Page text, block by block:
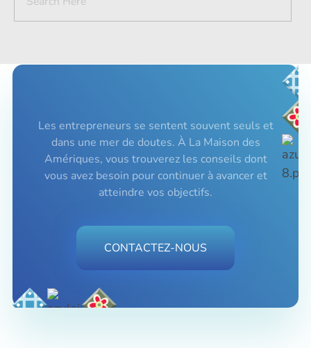
Les entrepreneurs se sentent souvent seuls et
dans une mer de doutes. À La Maison des
Amériques, vous trouverez les conseils dont
vous avez besoin pour continuer à avancer et
atteindre vos objectifs.
CONTACTEZ-NOUS